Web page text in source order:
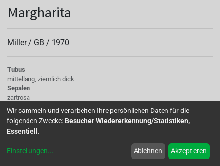
Margharita
Miller / GB / 1970
Tubus
mittellang, ziemlich dick
Sepalen
zartrosa
Korolle/Petalen
weiß
Staubgefäße
zartrosa
cremeweiß
Wir sammeln und verarbeiten Ihre persönlichen Daten für die
folgenden Zwecke: Besucher Wiedererkennung/Statistiken,
Essentiell .
Einstellungen... Ablehnen Akzeptieren